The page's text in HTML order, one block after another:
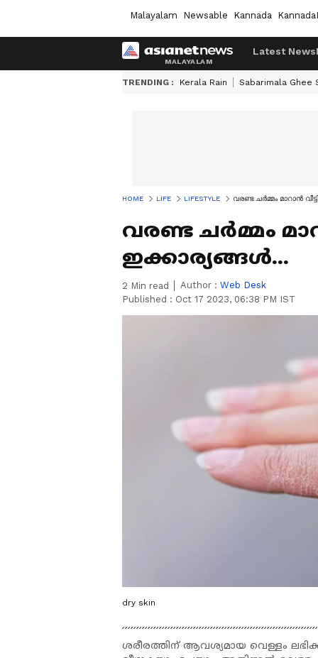
Malayalam Newsable Kannada
Latest News
TRENDING : Kerala Rain Sabarimala Ghee
HOME LIFE LIFESTYLE വരണ്ട ചര്‍മ്മം മാറാന്‍
വരണ്ട ചര്‍മ്മം
ഇക്കാര്യങ്ങള്‍...
2 Min read Author : Web Desk
Published : Oct 17 2023, 06:38 PM IST
dry skin
ശരീരത്തിന് ആവശ്യമായ വെള്ളം